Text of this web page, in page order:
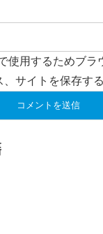
使用するためブラ
サイトを保存する